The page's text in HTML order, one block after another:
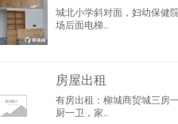
城北小学斜对面，妇幼保健
场后面电梯..
房屋出租
有房出租：柳城商贸城三房
厨一卫，家..